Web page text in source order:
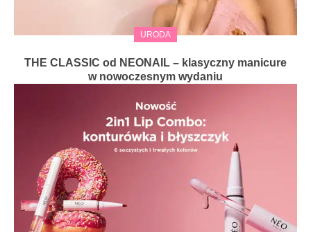
URODA
THE CLASSIC od NEONAIL – klasyczny manicure
w nowoczesnym wydaniu